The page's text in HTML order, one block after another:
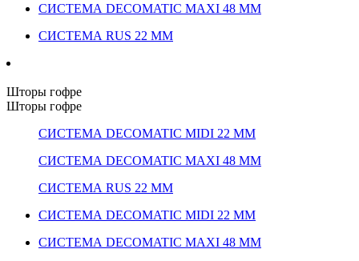
СИСТЕМА DECOMATIC MAXI 48 ММ
СИСТЕМА RUS 22 ММ
Шторы гофре
Шторы гофре
СИСТЕМА DECOMATIC MIDI 22 ММ
СИСТЕМА DECOMATIC MAXI 48 ММ
СИСТЕМА RUS 22 ММ
СИСТЕМА DECOMATIC MIDI 22 ММ
СИСТЕМА DECOMATIC MAXI 48 ММ